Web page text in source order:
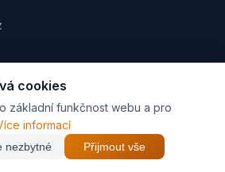
cookies
základní funkčnost webu a pro
informací
nezbytné Přijmout vše